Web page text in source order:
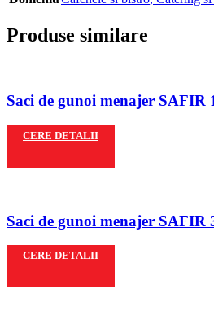
Produse similare
Saci de gunoi menajer
CERE DETALII
Saci de gunoi menajer
CERE DETALII